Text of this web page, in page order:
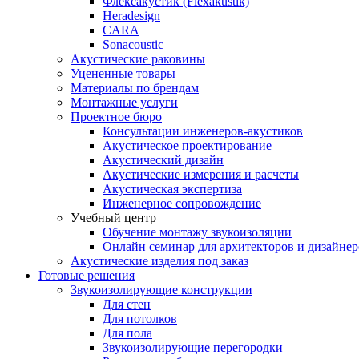
Heradesign
CARA
Sonacoustic
Акустические раковины
Уцененные товары
Материалы по брендам
Монтажные услуги
Проектное бюро
Консультации инженеров-акустиков
Акустическое проектирование
Акустический дизайн
Акустические измерения и расчеты
Акустическая экспертиза
Инженерное сопровождение
Учебный центр
Обучение монтажу звукоизоляции
Онлайн семинар для архитекторов и
Акустические изделия под заказ
Готовые решения
Звукоизолирующие конструкции
Для стен
Для потолков
Для пола
Звукоизолирующие перегородки